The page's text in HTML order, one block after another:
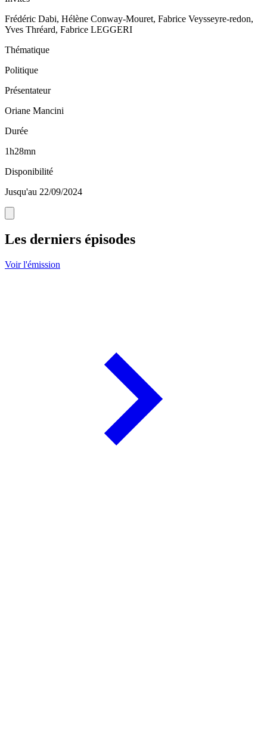
Frédéric Dabi, Hélène Conway-Mouret, Fabrice Veysseyre-redon,
Yves Thréard, Fabrice LEGGERI
Thématique
Politique
Présentateur
Oriane Mancini
Durée
1h28mn
Disponibilité
Jusqu'au 22/09/2024
Les derniers épisodes
Voir l'émission